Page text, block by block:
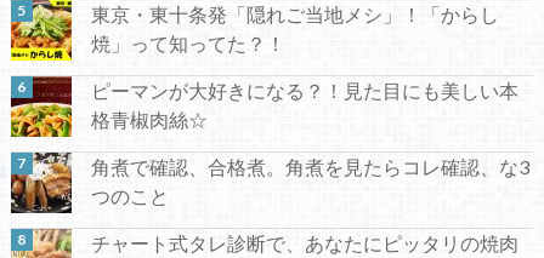
東京・東十条発「隠れご当地メシ」！「からし
焼」って知ってた？！
ピーマンが大好きになる？！見た目にも美しい本
格青椒肉絲☆
角煮で確認、合格煮。角煮を見たらコレ確認、な3
つのこと
チャート式タレ診断で、あなたにピッタリの焼肉